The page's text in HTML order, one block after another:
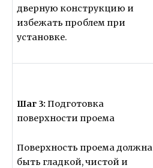
дверную конструкцию и
избежать проблем при
установке.
Шаг 3:Подготовка
поверхности проема
Поверхность проема должна
быть гладкой, чистой и